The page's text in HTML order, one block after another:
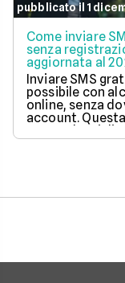
pubblicato il 1
Come inviare
senza
aggiornata al
Inviare SMS
possibile con
online, senza
account.
mostra le
per inviare